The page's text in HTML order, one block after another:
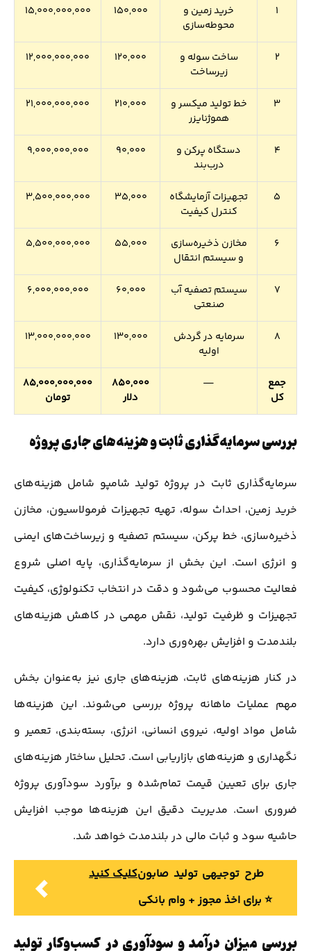
1
خرید زمین و
محوطه‌سازی
150,000
15,000,000,000
2
ساخت سوله و
زیرساخت
120,000
12,000,000,000
3
خط تولید میکسر و
هموژنایزر
210,000
21,000,000,000
4
دستگاه پرکن و
درب‌بند
90,000
9,000,000,000
5
تجهیزات آزمایشگاه
کنترل کیفیت
35,000
3,500,000,000
6
مخازن ذخیره‌سازی
و سیستم انتقال
55,000
5,500,000,000
7
سیستم تصفیه آب
صنعتی
60,000
6,000,000,000
8
سرمایه در گردش
اولیه
130,000
13,000,000,000
جمع
کل
—
850,000
دلار
85,000,000,000
تومان
بررسی سرمایه‌گذاری ثابت و هزینه‌های جاری پروژه
سرمایه‌گذاری ثابت در پروژه تولید شامپو شامل هزینه‌های
خرید زمین، احداث سوله، تهیه تجهیزات فرمولاسیون، مخازن
ذخیره‌سازی، خط پرکن، سیستم تصفیه و زیرساخت‌های ایمنی
و انرژی است. این بخش از سرمایه‌گذاری، پایه اصلی شروع
فعالیت محسوب می‌شود و دقت در انتخاب تکنولوژی، کیفیت
تجهیزات و ظرفیت تولید، نقش مهمی در کاهش هزینه‌های
بلندمدت و افزایش بهره‌وری دارد.
در کنار هزینه‌های ثابت، هزینه‌های جاری نیز به‌عنوان بخش
مهم عملیات ماهانه پروژه بررسی می‌شوند. این هزینه‌ها
شامل مواد اولیه، نیروی انسانی، انرژی، بسته‌بندی، تعمیر و
نگهداری و هزینه‌های بازاریابی است. تحلیل ساختار هزینه‌های
جاری برای تعیین قیمت تمام‌شده و برآورد سودآوری پروژه
ضروری است. مدیریت دقیق این هزینه‌ها موجب افزایش
حاشیه سود و ثبات مالی در بلندمدت خواهد شد.
کلیک کنیدطرح توجیهی تولید صابون
⭐️ برای اخذ مجوز + وام بانکی
بررسی میزان درآمد و سودآوری در کسب‌وکار تولید